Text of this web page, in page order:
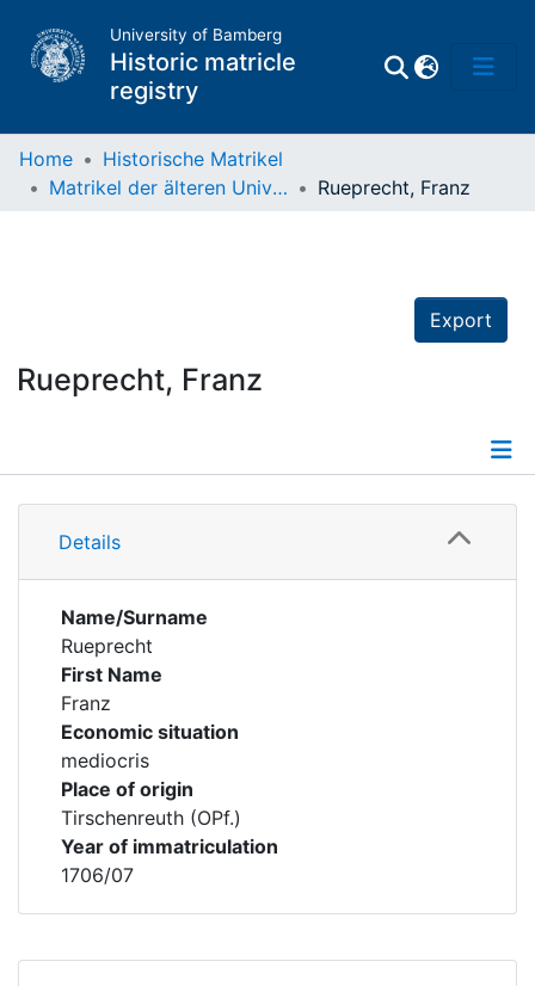
University of Bamberg
Historic matricle
registry
Home
Historische Matrikel
Matrikel der älteren Universität
Rueprecht, Franz
Export
Rueprecht, Franz
Details
Details
Name/Surname
Rueprecht
First Name
Franz
Economic situation
mediocris
Place of origin
Tirschenreuth (OPf.)
Year of immatriculation
1706/07